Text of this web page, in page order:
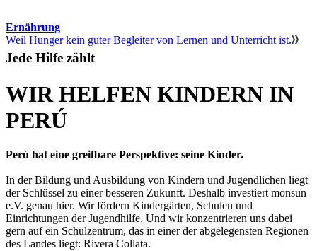
Ernährung
Weil Hunger kein guter Begleiter von Lernen und Unterricht ist.
Jede Hilfe zählt
WIR HELFEN KINDERN IN
PERÚ
Perú hat eine greifbare Perspektive: seine Kinder.
In der Bildung und Ausbildung von Kindern und Jugendlichen liegt
der Schlüssel zu einer besseren Zukunft. Deshalb investiert monsun
e.V. genau hier. Wir fördern Kindergärten, Schulen und
Einrichtungen der Jugendhilfe. Und wir konzentrieren uns dabei
gern auf ein Schulzentrum, das in einer der abgelegensten Regionen
des Landes liegt: Rivera Collata.